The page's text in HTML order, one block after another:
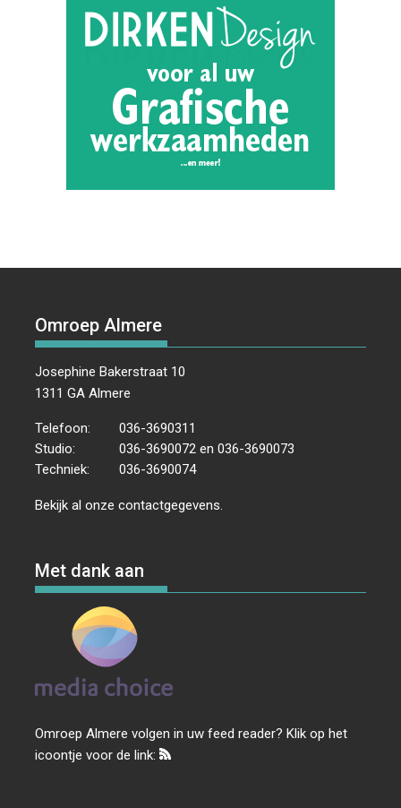
Omroep Almere
Josephine Bakerstraat 10
1311 GA Almere
Telefoon:
036-3690311
Studio:
036-3690072 en 036-3690073
Techniek:
036-3690074
Bekijk al onzecontactgegevens
Met dank aan
Omroep Almere volgen in uw feed reader? Klik op het
icoontje voor de link: